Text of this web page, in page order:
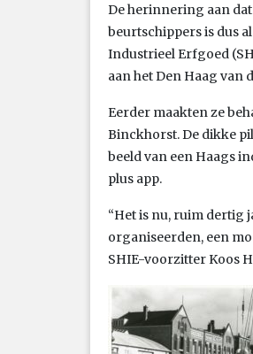
De herinnering aan
beurtschippers is dus
Industrieel Erfgoed
aan het Den Haag van
Eerder maakten ze
Binckhorst. De dikke pil
beeld van een Haags
plus app.
“Het is nu, ruim dertig
organiseerden, een
SHIE-voorzitter Koos